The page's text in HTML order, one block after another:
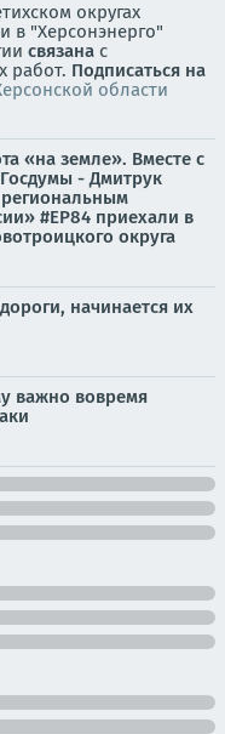
округах
в "Херсонэнерго"
связана с
работ. Подписаться на
области
«на земле». Вместе с
- Дмитрук
#ЕР84 приехали в
округа
начинается их
важно вовремя